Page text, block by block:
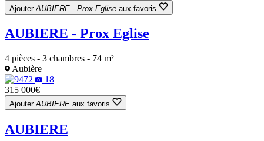
Ajouter AUBIERE - Prox Eglise aux favoris
AUBIERE - Prox Eglise
4 pièces - 3 chambres - 74 m²
Aubière
18
315 000€
AjouterAUBIERE aux favoris
AUBIERE